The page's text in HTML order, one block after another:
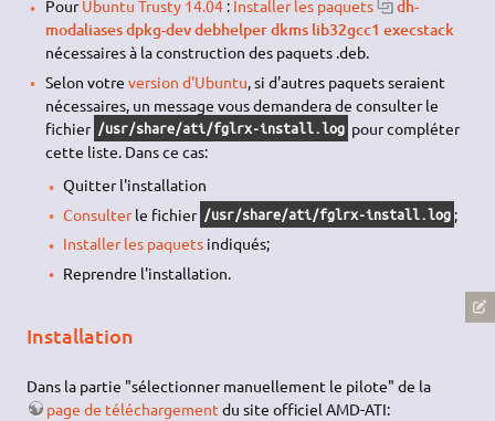
PourUbuntu Trusty 14.04: Installer les paquets
dh-
modaliases dpkg-dev debhelper dkms lib32gcc1 execstack
nécessaires à la construction des paquets .deb.
Selon votre version d'Ubuntu, si d'autres paquets seraient
nécessaires, un message vous demandera de consulter le
fichier /usr/share/ati/fglrx-install.log pour compléter
cette liste. Dans ce cas:
Quitter l'installation
Consulterle fichier /usr/share/ati/fglrx-install.log ;
Installer les paquets indiqués;
Reprendre l'installation.
Installation
Dans la partie "sélectionner manuellement le pilote" de la
page de téléchargement du site officiel AMD-ATI: